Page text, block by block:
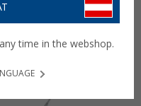
time in the webshop.